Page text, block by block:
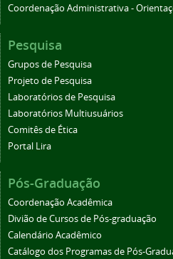
Coordenação Administrativa -
Pesquisa
Grupos de Pesquisa
Projeto de Pesquisa
Laboratórios de Pesquisa
Laboratórios Multiusuários
Comitês de Ética
Portal Lira
Pós-Graduação
Coordenação Acadêmica
Divião de Cursos de Pós-graduação
Calendário Acadêmico
Catálogo dos Programas de Pós-